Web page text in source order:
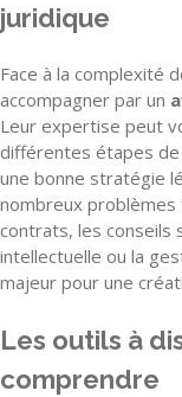
juridique
Face à la complexité
accompagner par un
Leur expertise peut
différentes étapes
une bonne stratégie
nombreux problèmes
contrats, les conseils
intellectuelle ou la
majeur pour une
Les outils à
comprendre